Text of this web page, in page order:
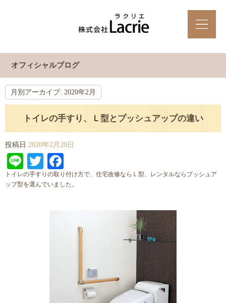
オフィシャルブログ
月別アーカイブ: 2020年2月
トイレの手すり、Ｌ型とプッシュアップの違い
投稿日 2020年2月20日
LineTwitter
トイレの手すりの取り付け方で、住宅改修ならＬ型、レンタルならプッシュア
ップ型を選んでいました。